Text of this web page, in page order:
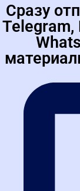
платные
для
За последнюю
произошло
Сразу
Telegram,